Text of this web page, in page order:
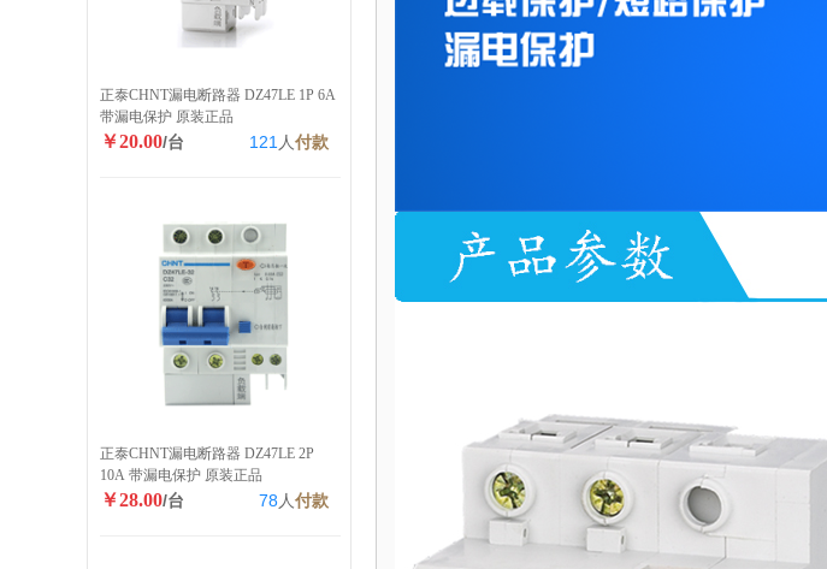
正泰CHNT漏电断路器 DZ47LE 1P 6A
带漏电保护 原装正品
￥20.00/台 121 人付款
正泰CHNT漏电断路器 DZ47LE 2P
10A 带漏电保护 原装正品
￥28.00/台 78 人付款